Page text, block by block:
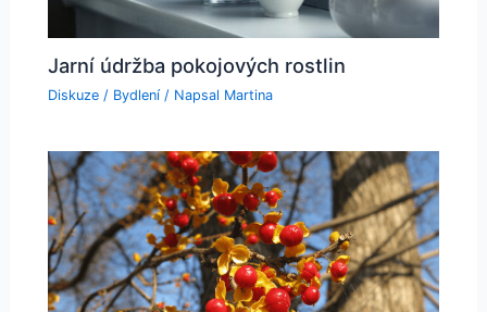
Jarní údržba pokojových rostlin
Diskuze / Bydlení/ Napsal Martina